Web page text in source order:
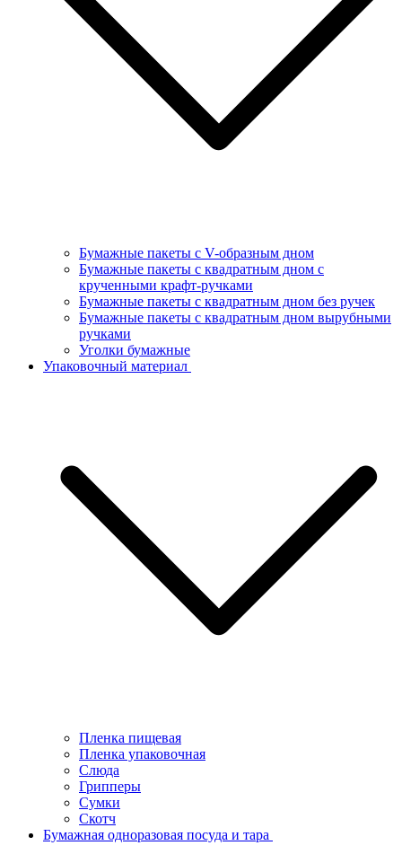
Бумажные пакеты с V-образным дном
Бумажные пакеты с квадратным дном с
крученными крафт-ручками
Бумажные пакеты с квадратным дном без ручек
Бумажные пакеты с квадратным дном вырубными
ручками
Уголки бумажные
Упаковочный материал
Пленка пищевая
Пленка упаковочная
Слюда
Грипперы
Сумки
Скотч
Бумажная одноразовая посуда и тара